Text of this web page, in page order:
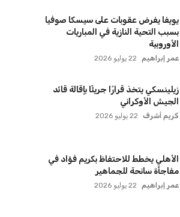
يويفا يفرض عقوبات على سيسكا صوفيا
بسبب التحية النازية في المباريات
الأوروبية
عمر إبراهيم 22 يوليو 2026
زيلينسكي يتخذ قرارًا جريئًا بإقالة قائد
الجيش الأوكراني
كريم أشرف 22 يوليو 2026
الأهلي يخطط للاحتفاظ بكريم فؤاد في
مفاجأة سانحة للجماهير
عمر إبراهيم 22 يوليو 2026